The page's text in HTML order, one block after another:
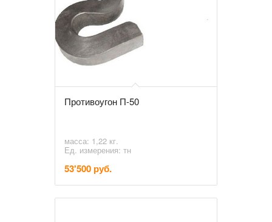
Противоугон П-50
масса: 1,22 кг.
Ед. измерения: тн
53'500 руб.